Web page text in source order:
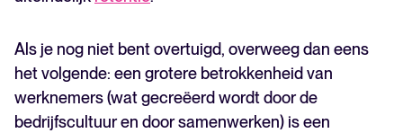
Als je nog niet bent overtuigd, overweeg dan eens
het volgende: een grotere betrokkenheid van
werknemers (wat gecreëerd wordt door de
bedrijfscultuur en door samenwerken) is een